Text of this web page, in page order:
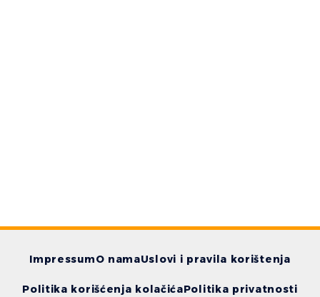
ImpressumO namaUslovi i pravila korištenja
Politika korišćenja kolačićaPolitika privatnosti